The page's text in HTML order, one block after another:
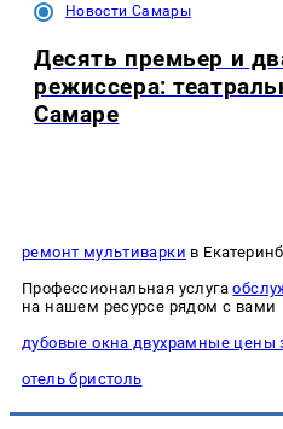
Новости Самары
Десять премьер и
режиссера:
Самаре
ремонт мультиварки в
Профессиональная услуга
на нашем ресурсе рядом с вами
дубовые окна двухрамные цены
отель бристоль